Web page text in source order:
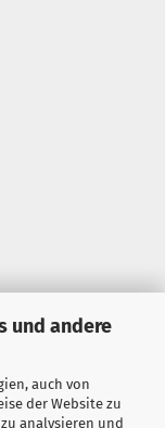
und andere
auch von
der Website zu
analysieren und